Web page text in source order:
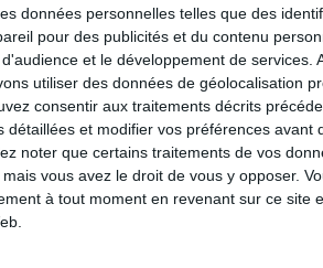
données personnelles telles que des
pour des publicités et du contenu
et le développement de services.
utiliser des données de géolocalisation
consentir aux traitements décrits
détaillées et modifier vos préférences
noter que certains traitements de vos
vous avez le droit de vous y opposer.
à tout moment en revenant sur ce site
2
VS
2
COMPÉTITIONS
CLASSEMENT PAR COMPÉTITIONS
Ligue Conférence
Ligue des Champions
5 (29,41%)